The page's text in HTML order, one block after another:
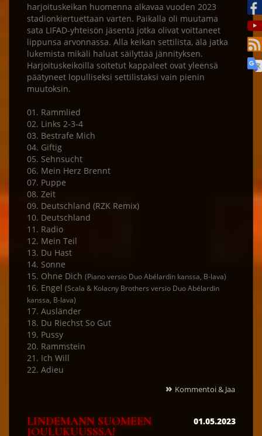
harjoituskeikan huomenna alkavaa vuoden 2023
stadionkiertuettaan varten. Paikalla oli muutama
sata LIFAD-yhteisön jäsentä jotka olivat voittaneet
lippunsa arvonnassa. Alla keikan settilista, älä jatka
lukemista mikäli haluat säilyttää jännityksen.
Harjoituskeikoilla soitetut kappaleet ovat yleensä
päätyneet lopulliseksi settilistaksi vain pienin
muutoksin.
01. Rammlied
02. Links 2-3-4
03. Bestrafe Mich
04. Giftig
05. Sehnsucht
06. Mein Herz Brennt
07. Puppe
08. Zeit
09. Deutschland (RZK Remix)
10. Deutschland
11. Radio
12. Mein Teil
13. Du Hast
14. Sonne
15. Ohne Dich (Piano versio Duo Abélardin kanssa, B-lava)
16. Engel (Scala & Kolacny Brothers versio Duo Abélardin
kanssa, B-lava)
17. Ausländer
18. Du Riechst So Gut
19. Pussy
20. Rammstein
21. Ich Will
22. Adieu
» Kommentoi & Jaa
LINDEMANN SUOMEEN
JOULUKUUSSSA!
01.05.2023